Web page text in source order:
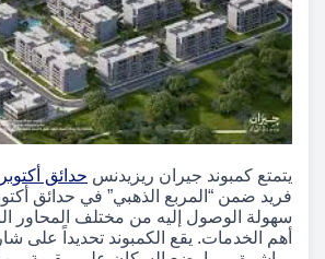
يتمتع كمبوند جيران ريزيدنس حدائق أكتوبر
فريد ضمن “المربع الذهبي” في حدائق
سهولة الوصول إليه من مختلف المحاور
أهم الخدمات. يقع الكمبوند تحديداً على